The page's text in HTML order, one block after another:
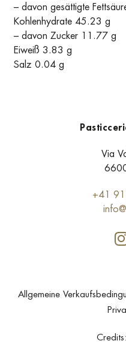
– davon gesättigte
Kohlenhydrate 45.23 g
– davon Zucker 11.77 g
Eiweiß 3.83 g
Salz 0.04 g
Via
+41
Allgemeine
Credits: